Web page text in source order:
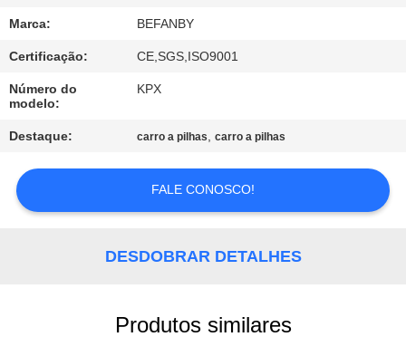
CONTACTE-
NOS
NOTÍCIA
PEÇA
UMAS
Marca: BEFANBY
Certificação: CE,SGS,ISO9001
Número do
modelo:
KPX
Destaque: carro a pilhas,carro a pilhas
FALE CONOSCO!
DESDOBRAR DETALHES
Produtos similares